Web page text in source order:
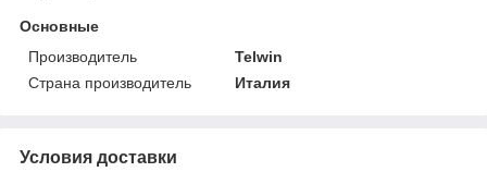
Основные
Производитель
Telwin
Страна производитель
Италия
Условия доставки